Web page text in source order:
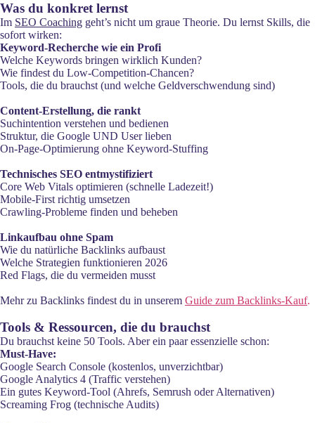
Was du konkret lernst
Im SEO Coaching geht’s nicht um graue Theorie. Du lernst Skills, die
sofort wirken:
Keyword-Recherche wie ein Profi
Welche Keywords bringen wirklich Kunden?
Wie findest du Low-Competition-Chancen?
Tools, die du brauchst (und welche Geldverschwendung sind)
Content-Erstellung, die rankt
Suchintention verstehen und bedienen
Struktur, die Google UND User lieben
On-Page-Optimierung ohne Keyword-Stuffing
Technisches SEO entmystifiziert
Core Web Vitals optimieren (schnelle Ladezeit!)
Mobile-First richtig umsetzen
Crawling-Probleme finden und beheben
Linkaufbau ohne Spam
Wie du natürliche Backlinks aufbaust
Welche Strategien funktionieren 2026
Red Flags, die du vermeiden musst
Mehr zu Backlinks findest du in unserem Guide zum Backlinks-Kauf.
Tools & Ressourcen, die du brauchst
Du brauchst keine 50 Tools. Aber ein paar essenzielle schon:
Must-Have:
Google Search Console (kostenlos, unverzichtbar)
Google Analytics 4 (Traffic verstehen)
Ein gutes Keyword-Tool (Ahrefs, Semrush oder Alternativen)
Screaming Frog (technische Audits)